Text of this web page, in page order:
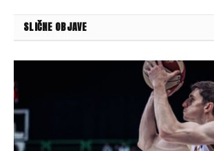
SLIČNE OBJAVE